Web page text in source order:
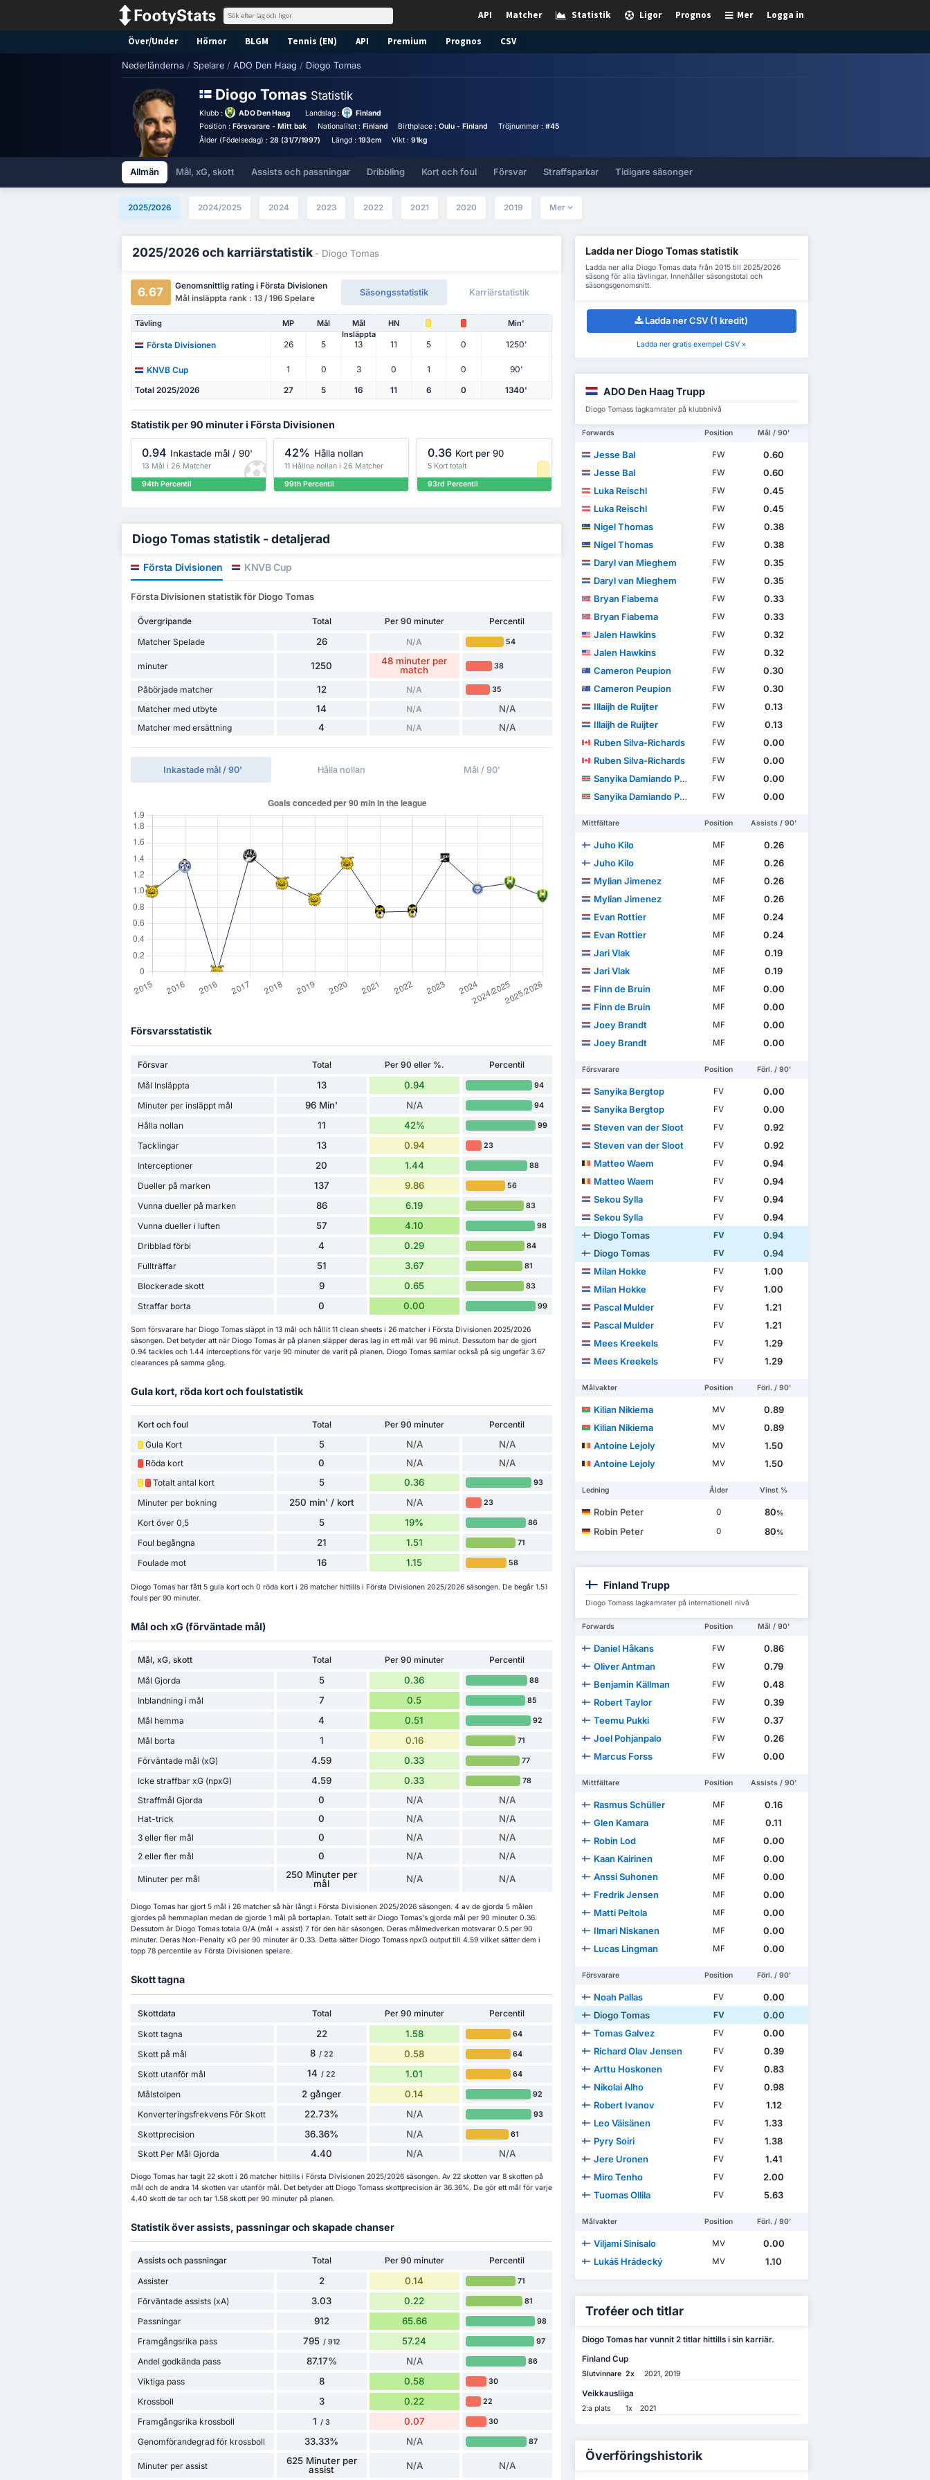
Logga in
Mer
Prognos
Ligor
Statistik
Matcher
API
Över/Under Hörnor BLGM Tennis (EN) API Premium Prognos CSV
Nederländerna / Spelare / ADO Den Haag / Diogo Tomas
Diogo Tomas Statistik
Klubb : ADO Den Haag Landslag :
Finland
Position :Försvarare - Mitt bak Nationalitet : Finland Birthplace :Oulu - Finland Tröjnummer : #45
Ålder (Födelsedag) :28 (31/7/1997) Längd : 193cm Vikt :91kg
Allmän Mål, xG, skott Assists och passningar Dribbling Kort och foul Försvar Straffsparkar Tidigare säsonger
2025/2026 2024/2025 2024 2023 2022 2021 2020 2019 Mer
2025/2026 och karriärstatistik - Diogo Tomas
6.67
Genomsnittlig rating i Första Divisionen
Mål insläppta rank : 13 / 196 Spelare
Säsongsstatistik Karriärstatistik
Tävling MP Mål
Mål
Insläppta
HN Min'
Första Divisionen 26 5 13 11 5 0 1250'
KNVB Cup 1 0 3 0 1 0 90'
Total 2025/2026 27 5 16 11 6 0 1340'
Statistik per 90 minuter i Första Divisionen
0.94 Inkastade mål / 90'
13 Mål i 26 Matcher
94th Percentil
42% Hålla nollan
11 Hållna nollan i 26 Matcher
99th Percentil
0.36 Kort per 90
5 Kort totalt
93rd Percentil
Diogo Tomas statistik - detaljerad
Första Divisionen KNVB Cup
Första Divisionen statistik för Diogo Tomas
Övergripande Total Per 90 minuter
Percentil
Matcher Spelade
26 N/A 54
minuter 1250
48 minuter per
match
38
Påbörjade matcher 12 N/A 35
Matcher med utbyte 14 N/A N/A
Matcher med ersättning 4 N/A N/A
Inkastade mål / 90' Hålla nollan Mål / 90'
Försvarsstatistik
Försvar Total Per 90 eller %.
Percentil
Mål Insläppta
13 0.94 94
Minuter per insläppt mål 96 Min' N/A 94
Hålla nollan 11 42% 99
Tacklingar 13 0.94 23
Interceptioner 20 1.44 88
Dueller på marken 137 9.86 56
Vunna dueller på marken 86 6.19 83
Vunna dueller i luften 57 4.10 98
Dribblad förbi 4 0.29 84
Fullträffar 51 3.67 81
Blockerade skott 9 0.65 83
Straffar borta 0 0.00 99
Som försvarare har Diogo Tomas släppt in 13 mål och hållit 11 clean sheets i 26 matcher i Första Divisionen 2025/2026
säsongen. Det betyder att när Diogo Tomas är på planen släpper deras lag in ett mål var 96 minut. Dessutom har de gjort
0.94 tackles och 1.44 interceptions för varje 90 minuter de varit på planen. Diogo Tomas samlar också på sig ungefär 3.67
clearances på samma gång.
Gula kort, röda kort och foulstatistik
Kort och foul Total Per 90 minuter
Percentil
Gula Kort
5 N/A N/A
Röda kort 0 N/A N/A
Totalt antal kort 5 0.36 93
Minuter per bokning 250 min' / kort N/A 23
Kort över 0,5 5 19% 86
Foul begångna 21 1.51 71
Foulade mot 16 1.15 58
Diogo Tomas har fått 5 gula kort och 0 röda kort i 26 matcher hittills i Första Divisionen 2025/2026 säsongen. De begår 1.51
fouls per 90 minuter.
Mål och xG (förväntade mål)
Mål, xG, skott Total Per 90 minuter
Percentil
Mål Gjorda
5 0.36 88
Inblandning i mål 7 0.5 85
Mål hemma 4 0.51 92
Mål borta 1 0.16 71
Förväntade mål (xG) 4.59 0.33 77
Icke straffbar xG (npxG) 4.59 0.33 78
Straffmål Gjorda 0 N/A N/A
Hat-trick 0 N/A N/A
3 eller fler mål 0 N/A N/A
2 eller fler mål 0 N/A N/A
Minuter per mål
250 Minuter per
mål
N/A N/A
Diogo Tomas har gjort 5 mål i 26 matcher så här långt i Första Divisionen 2025/2026 säsongen. 4 av de gjorda 5 målen
gjordes på hemmaplan medan de gjorde 1 mål på bortaplan. Totalt sett är Diogo Tomas's gjorda mål per 90 minuter 0.36.
Dessutom är Diogo Tomas totala G/A (mål + assist) 7 för den här säsongen. Deras målmedverkan motsvarar 0.5 per 90
minuter. Deras Non-Penalty xG per 90 minuter är 0.33. Detta sätter Diogo Tomass npxG output till 4.59 vilket sätter dem i
topp 78 percentile av Första Divisionen spelare.
Skott tagna
Skottdata Total Per 90 minuter
Percentil
Skott tagna
22 1.58 64
Skott på mål 8 / 22 0.58 64
Skott utanför mål 14 / 22 1.01 64
Målstolpen 2 gånger 0.14 92
Konverteringsfrekvens För Skott 22.73% N/A 93
Skottprecision 36.36% N/A 61
Skott Per Mål Gjorda 4.40 N/A N/A
Diogo Tomas har tagit 22 skott i 26 matcher hittills i Första Divisionen 2025/2026 säsongen. Av 22 skotten var 8 skotten på
mål och de andra 14 skotten var utanför mål. Det betyder att Diogo Tomass skottprecision är 36.36%. De gör ett mål för varje
4.40 skott de tar och tar 1.58 skott per 90 minuter på planen.
Statistik över assists, passningar och skapade chanser
Assists och passningar Total Per 90 minuter
Percentil
Assister
2 0.14 71
Förväntade assists (xA) 3.03 0.22 81
Passningar 912 65.66 98
Framgångsrika pass 795 / 912 57.24 97
Andel godkända pass 87.17% N/A 86
Viktiga pass 8 0.58 30
Krossboll 3 0.22 22
Framgångsrika krossboll 1 / 3 0.07 30
Genomförandegrad för krossboll 33.33% N/A 87
Minuter per assist
625 Minuter per
assist
N/A N/A
Ladda ner Diogo Tomas statistik
Ladda ner alla Diogo Tomas data från 2015 till 2025/2026
säsong för alla tävlingar. Innehåller säsongstotal och
säsongsgenomsnitt.
Ladda ner CSV (1 kredit)
Ladda ner gratis exempel CSV »
ADO Den Haag Trupp
Diogo Tomass lagkamrater på klubbnivå
Forwards Position Mål / 90'
Jesse Bal FW
0.60
Jesse Bal
FW
0.60
Luka Reischl
FW
0.45
Luka Reischl
FW
0.45
Nigel Thomas
FW
0.38
Nigel Thomas
FW
0.38
Daryl van Mieghem
FW
0.35
Daryl van Mieghem
FW
0.35
Bryan Fiabema
FW
0.33
Bryan Fiabema
FW
0.33
Jalen Hawkins
FW
0.32
Jalen Hawkins
FW
0.32
Cameron Peupion
FW
0.30
Cameron Peupion
FW
0.30
Illaijh de Ruijter
FW
0.13
Illaijh de Ruijter
FW
0.13
Ruben Silva-Richards
FW
0.00
Ruben Silva-Richards
FW
0.00
Sanyika Damiando Puljhun Bergtop
FW
0.00
Sanyika Damiando Puljhun Bergtop
FW 0.00
Mittfältare Position Assists / 90'
Juho Kilo MF
0.26
Juho Kilo
MF
0.26
Mylian Jimenez
MF
0.26
Mylian Jimenez
MF
0.26
Evan Rottier
MF
0.24
Evan Rottier
MF
0.24
Jari Vlak
MF
0.19
Jari Vlak
MF
0.19
Finn de Bruin
MF
0.00
Finn de Bruin
MF
0.00
Joey Brandt
MF
0.00
Joey Brandt
MF 0.00
Försvarare Position Förl. / 90'
Sanyika Bergtop FV
0.00
Sanyika Bergtop
FV
0.00
Steven van der Sloot
FV
0.92
Steven van der Sloot
FV
0.92
Matteo Waem
FV
0.94
Matteo Waem
FV
0.94
Sekou Sylla
FV
0.94
Sekou Sylla
FV
0.94
Diogo Tomas
FV
0.94
Diogo Tomas
FV
0.94
Milan Hokke
FV
1.00
Milan Hokke
FV
1.00
Pascal Mulder
FV
1.21
Pascal Mulder
FV
1.21
Mees Kreekels
FV
1.29
Mees Kreekels
FV 1.29
Målvakter Position Förl. / 90'
Kilian Nikiema MV
0.89
Kilian Nikiema
MV
0.89
Antoine Lejoly
MV
1.50
Antoine Lejoly
MV 1.50
Ledning Ålder Vinst %
Robin Peter 0 80%
Robin Peter 0 80%
Finland Trupp
Diogo Tomass lagkamrater på internationell nivå
Forwards Position Mål / 90'
Daniel Håkans FW
0.86
Oliver Antman
FW
0.79
Benjamin Källman
FW
0.48
Robert Taylor
FW
0.39
Teemu Pukki
FW
0.37
Joel Pohjanpalo
FW
0.26
Marcus Forss
FW 0.00
Mittfältare Position Assists / 90'
Rasmus Schüller MF
0.16
Glen Kamara
MF
0.11
Robin Lod
MF
0.00
Kaan Kairinen
MF
0.00
Anssi Suhonen
MF
0.00
Fredrik Jensen
MF
0.00
Matti Peltola
MF
0.00
Ilmari Niskanen
MF
0.00
Lucas Lingman
MF 0.00
Försvarare Position Förl. / 90'
Noah Pallas FV
0.00
Diogo Tomas
FV
0.00
Tomas Galvez
FV
0.00
Richard Olav Jensen
FV
0.39
Arttu Hoskonen
FV
0.83
Nikolai Alho
FV
0.98
Robert Ivanov
FV
1.12
Leo Väisänen
FV
1.33
Pyry Soiri
FV
1.38
Jere Uronen
FV
1.41
Miro Tenho
FV
2.00
Tuomas Ollila
FV 5.63
Målvakter Position Förl. / 90'
Viljami Sinisalo MV
0.00
Lukáš Hrádecký
MV 1.10
Troféer och titlar
Diogo Tomas har vunnit 2 titlar hittills i sin karriär.
Finland Cup
Slutvinnare 2x 2021, 2019
Veikkausliiga
2:a plats 1x 2021
Överföringshistorik